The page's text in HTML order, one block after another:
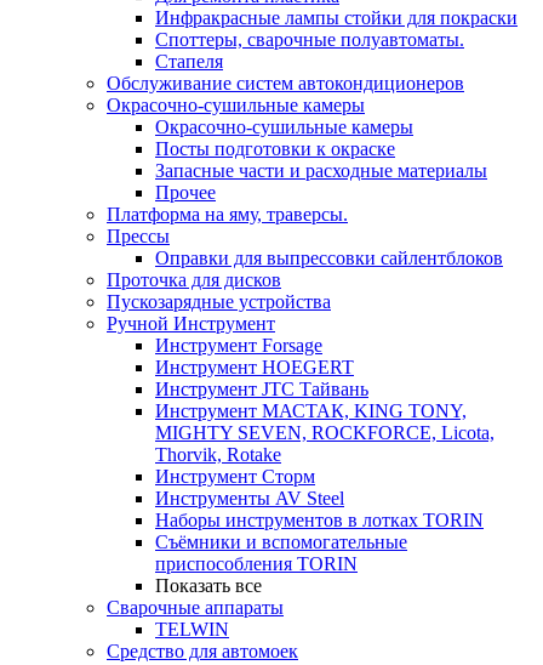
Инфракрасные лампы стойки для покраски
Споттеры, сварочные полуавтоматы.
Стапеля
Обслуживание систем автокондиционеров
Окрасочно-сушильные камеры
Окрасочно-сушильные камеры
Посты подготовки к окраске
Запасные части и расходные материалы
Прочее
Платформа на яму, траверсы.
Прессы
Оправки для выпрессовки сайлентблоков
Проточка для дисков
Пускозарядные устройства
Ручной Инструмент
Инструмент Forsage
Инструмент HOEGERT
Инструмент JTC Тайвань
Инструмент МАСТАК, KING TONY,
MIGHTY SEVEN, ROCKFORCE, Licota,
Thorvik, Rotake
Инструмент Сторм
Инструменты AV Steel
Наборы инструментов в лотках TORIN
Съёмники и вспомогательные
приспособления TORIN
Показать все
Сварочные аппараты
TELWIN
Средство для автомоек